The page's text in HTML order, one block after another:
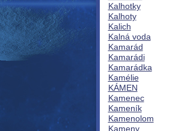
Kalhotky
Kalhoty
Kalich
Kalná voda
Kamarád
Kamarádi
Kamarádka
Kamélie
KÁMEN
Kamenec
Kameník
Kamenolom
Kameny